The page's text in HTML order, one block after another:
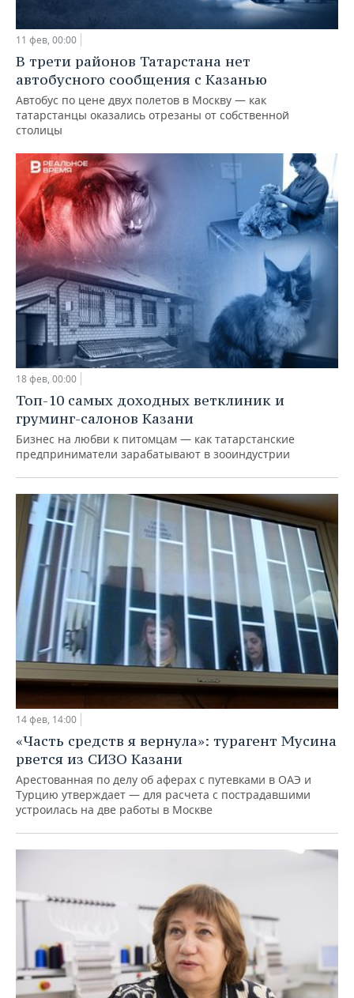
11 фев, 00:00
В трети районов Татарстана нет
автобусного сообщения с Казанью
Автобус по цене двух полетов в Москву — как
татарстанцы оказались отрезаны от собственной
столицы
18 фев, 00:00
Топ-10 самых доходных ветклиник и
груминг-салонов Казани
Бизнес на любви к питомцам — как татарстанские
предприниматели зарабатывают в зооиндустрии
14 фев, 14:00
«Часть средств я вернула»: турагент Мусина
рвется из СИЗО Казани
Арестованная по делу об аферах с путевками в ОАЭ и
Турцию утверждает — для расчета с пострадавшими
устроилась на две работы в Москве